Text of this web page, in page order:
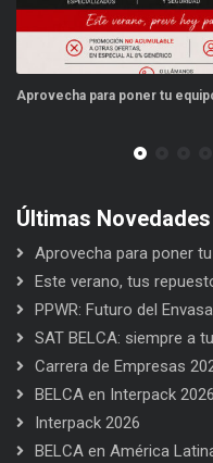
Aprovecha para poner tu
Últimas Novedades
Aprovecha para poner
Este verano, tus
PPWR: Futuro del
SAT BELCA: siempre a
Carrera de Empresas
BELCA en Interpack 2026
Interpack 2026
BELCA en América